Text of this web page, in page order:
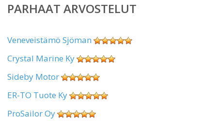
PARHAAT ARVOSTELUT
Veneveistämö Sjöman
Crystal Marine Ky
Sideby Motor
ER-TO Tuote Ky
ProSailor Oy